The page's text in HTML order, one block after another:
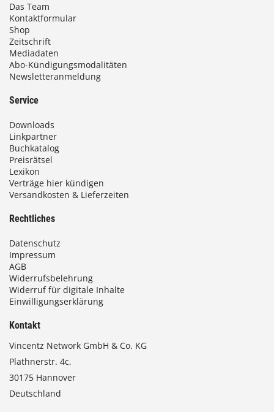
Das Team
Kontaktformular
Shop
Zeitschrift
Mediadaten
Abo-Kündigungsmodalitäten
Newsletteranmeldung
Service
Downloads
Linkpartner
Buchkatalog
Preisrätsel
Lexikon
Verträge hier kündigen
Versandkosten & Lieferzeiten
Rechtliches
Datenschutz
Impressum
AGB
Widerrufsbelehrung
Widerruf für digitale Inhalte
Einwilligungserklärung
Kontakt
Vincentz Network GmbH & Co. KG
Plathnerstr. 4c,
30175 Hannover
Deutschland